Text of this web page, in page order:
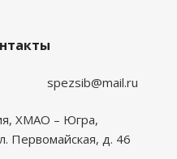
spezsib@mail.ru
ХМАО – Югра,
Первомайская, д. 46